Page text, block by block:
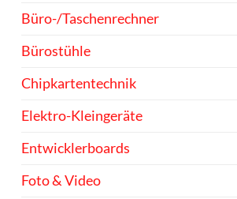
Büro-/Taschenrechner
Bürostühle
Chipkartentechnik
Elektro-Kleingeräte
Entwicklerboards
Foto & Video